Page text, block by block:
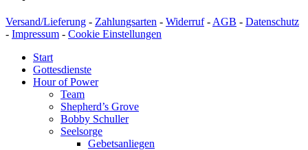
Versand/Lieferung - Zahlungsarten - Widerruf- AGB - Datenschutz
- Impressum - Cookie Einstellungen
Start
Gottesdienste
Hour of Power
Team
Shepherd’s Grove
Bobby Schuller
Seelsorge
Gebetsanliegen